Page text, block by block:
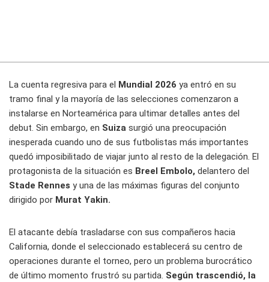
La cuenta regresiva para el Mundial 2026 ya entró en su
tramo final y la mayoría de las selecciones comenzaron a
instalarse en Norteamérica para ultimar detalles antes del
debut. Sin embargo, en Suiza surgió una preocupación
inesperada cuando uno de sus futbolistas más importantes
quedó imposibilitado de viajar junto al resto de la delegación. El
protagonista de la situación es Breel Embolo, delantero del
Stade Rennes y una de las máximas figuras del conjunto
dirigido por Murat Yakin.
El atacante debía trasladarse con sus compañeros hacia
California, donde el seleccionado establecerá su centro de
operaciones durante el torneo, pero un problema burocrático
de último momento frustró su partida. Según trascendió, la